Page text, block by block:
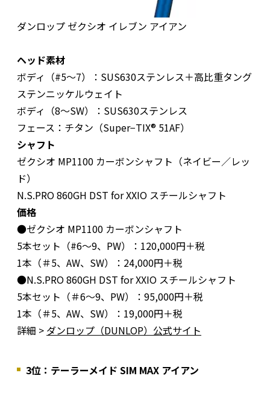
ダンロップ ゼクシオ イレブン アイアン
ヘッド素材
ボディ（#5〜7）：SUS630ステンレス＋高比重タング
ステンニッケルウェイト
ボディ（8〜SW）：SUS630ステンレス
フェース：チタン（Super−TIX® 51AF）
シャフト
ゼクシオ MP1100 カーボンシャフト（ネイビー／レッ
ド）
N.S.PRO 860GH DST for XXIO スチールシャフト
価格
●ゼクシオ MP1100 カーボンシャフト
5本セット（#6〜9、PW）：120,000円＋税
1本（＃5、AW、SW）：24,000円＋税
●N.S.PRO 860GH DST for XXIO スチールシャフト
5本セット（＃6〜9、PW）：95,000円＋税
1本（＃5、AW、SW）：19,000円＋税
詳細 > ダンロップ（DUNLOP）公式サイト
3位：テーラーメイド SIM MAX アイアン